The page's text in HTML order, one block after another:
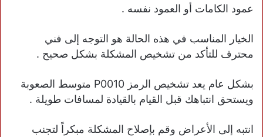
عمود الكامات أو العمود نفسه .
الخيار المناسب في هذه الحالة هو التوجه إلى فني
محترف للتأكد من تشخيص المشكلة بشكل صحيح .
بشكل عام يعد تشخيص الرمز P0010 متوسط الصعوبة
ويستحق انتباهك قبل القيام بالقيادة لمسافات طويلة .
انتبه إلى الأعراض وقم بإصلاح المشكلة مبكراً لتجنب